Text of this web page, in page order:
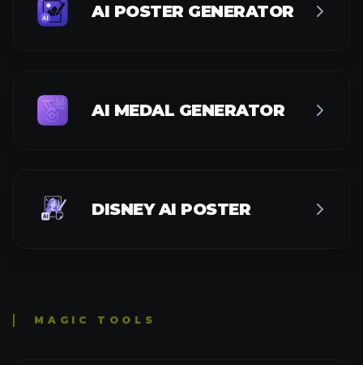
AI POSTER GENERATOR
AI MEDAL GENERATOR
DISNEY AI POSTER
MAGIC TOOLS